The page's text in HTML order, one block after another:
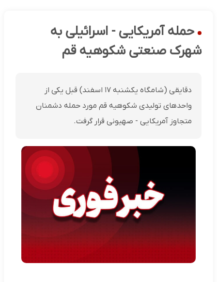
حمله آمریکایی - اسرائیلی به
شهرک صنعتی شکوهیه قم
دقایقی (شامگاه یکشنبه ۱۷ اسفند) قبل یکی از
واحدهای تولیدی شکوهیه قم مورد حمله دشمنان
متجاوز آمریکایی - صهیونی قرار گرفت.